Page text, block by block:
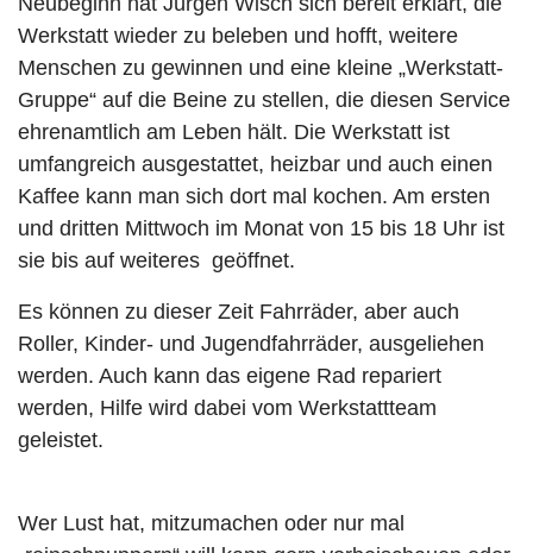
Werkstatt wieder zu beleben und hofft, weitere
Menschen zu gewinnen und eine kleine „Werkstatt-
Gruppe“ auf die Beine zu stellen, die diesen Service
ehrenamtlich am Leben hält. Die Werkstatt ist
umfangreich ausgestattet, heizbar und auch einen
Kaffee kann man sich dort mal kochen. Am ersten
und dritten Mittwoch im Monat von 15 bis 18 Uhr ist
sie bis auf weiteres geöffnet.
Es können zu dieser Zeit Fahrräder, aber auch
Roller, Kinder- und Jugendfahrräder, ausgeliehen
werden. Auch kann das eigene Rad repariert
werden, Hilfe wird dabei vom Werkstattteam
geleistet.
Wer Lust hat, mitzumachen oder nur mal